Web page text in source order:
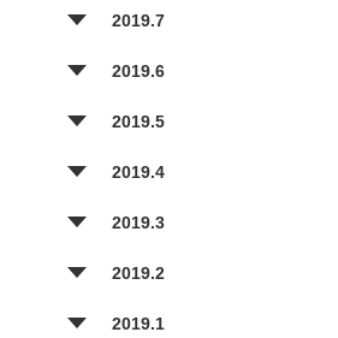
2019.7
2019.6
2019.5
2019.4
2019.3
2019.2
2019.1